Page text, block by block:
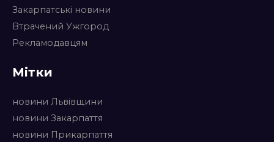
Закарпатські новини
Втрачений Ужгород
Рекламодавцям
Мітки
новини Львівщини
новини Закарпаття
новини Прикарпаття